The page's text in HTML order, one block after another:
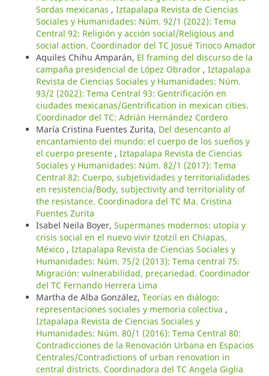
Sordas mexicanas , Iztapalapa Revista de Ciencias
Sociales y Humanidades: Núm. 92/1 (2022): Tema
Central 92: Religión y acción social/Religious and
social action. Coordinador del TC Josué Tinoco Amador
Aquiles Chihu Amparán, El framing del discurso de la
campaña presidencial de López Obrador , Iztapalapa
Revista de Ciencias Sociales y Humanidades: Núm.
93/2 (2022): Tema Central 93: Gentrificación en
ciudades mexicanas/Gentrification in mexican cities.
Coordinador del TC: Adrián Hernández Cordero
María Cristina Fuentes Zurita, Del desencanto al
encantamiento del mundo: el cuerpo de los sueños y
el cuerpo presente , Iztapalapa Revista de Ciencias
Sociales y Humanidades: Núm. 82/1 (2017): Tema
Central 82: Cuerpo, subjetividades y territorialidades
en resistencia/Body, subjectivity and territoriality of
the resistance. Coordinadora del TC Ma. Cristina
Fuentes Zurita
Isabel Neila Boyer, Supermanes modernos: utopía y
crisis social en el nuevo vivir tzotzil en Chiapas,
México , Iztapalapa Revista de Ciencias Sociales y
Humanidades: Núm. 75/2 (2013): Tema central 75:
Migración: vulnerabilidad, precariedad. Coordinador
del TC Fernando Herrera Lima
Martha de Alba González, Teorías en diálogo:
representaciones sociales y memoria colectiva ,
Iztapalapa Revista de Ciencias Sociales y
Humanidades: Núm. 80/1 (2016): Tema Central 80:
Contradicciones de la Renovación Urbana en Espacios
Centrales/Contradictions of urban renovation in
central districts. Coordinadora del TC Angela Giglia